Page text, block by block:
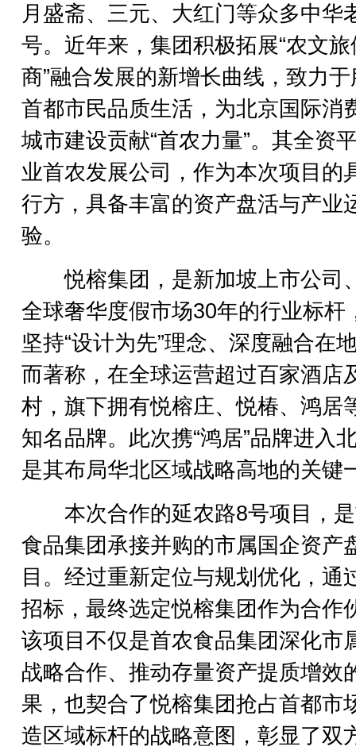
月盛斋、三元、大红门等众多中华
号。近年来，集团积极拓展“农文旅
商”融合发展的新增长曲线，致力
首都市民品质生活，为北京国际消
城市建设贡献“首农力量”。其全资
业首农发展公司，作为本次项目的
行方，具备丰富的资产盘活与产业
验。
悦榕集团，是新加坡上市公司
全球奢华度假市场30年的行业标杆
坚持“设计为先”理念、深度融合在
而著称，在全球运营超过百家酒店
村，旗下拥有悦榕庄、悦椿、鸿居
知名品牌。此次携“鸿居”品牌进入
是其布局华北区域战略高地的关键
本次合作的延农路8号项目，
食品集团承接并购的市属国企资产
目。经过重新定位与规划优化，通
招标，最终选定悦榕集团作为合作
该项目不仅是首农食品集团深化市
战略合作、推动存量资产提质增效
果，也契合了悦榕集团抢占首都市
造区域标杆的战略意图，彰显了双